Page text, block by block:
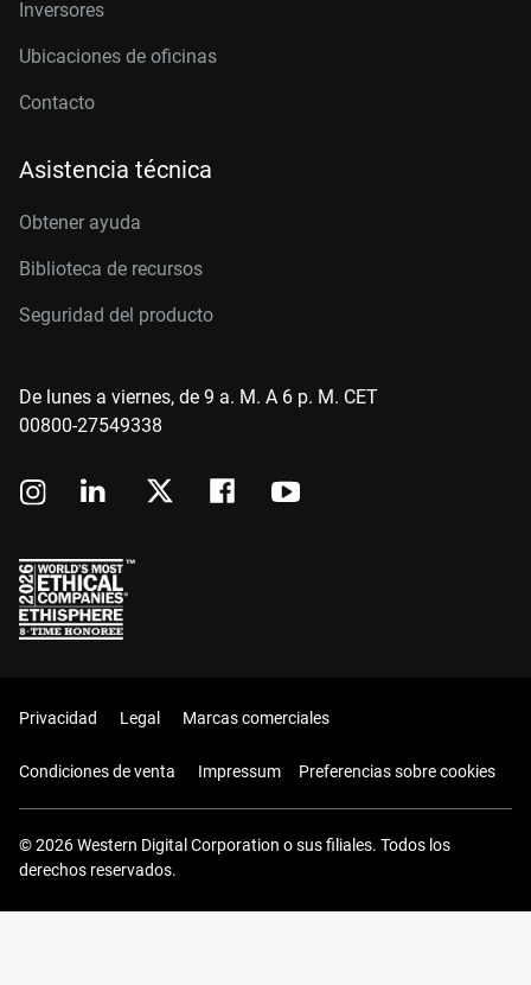
Inversores
Ubicaciones de oficinas
Contacto
Asistencia técnica
Obtener ayuda
Biblioteca de recursos
Seguridad del producto
De lunes a viernes, de 9 a. M. A 6 p. M. CET
00800-27549338
Privacidad Legal Marcas comerciales
Condiciones de venta Impressum Preferencias sobre cookies
© 2026 Western Digital Corporation o sus filiales. Todos los
derechos reservados.